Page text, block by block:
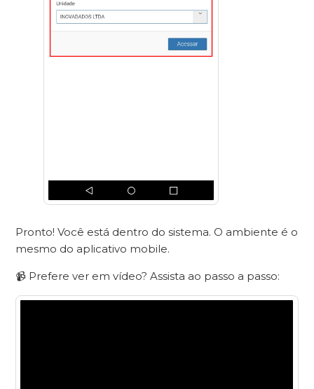
Pronto! Você está dentro do sistema. O ambiente é o
mesmo do aplicativo mobile.
📹 Prefere ver em vídeo? Assista ao passo a passo: